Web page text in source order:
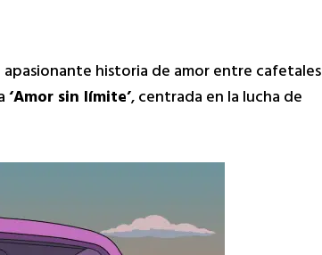
apasionante historia de amor entre cafetales
‘Amor sin límite’, centrada en la lucha de